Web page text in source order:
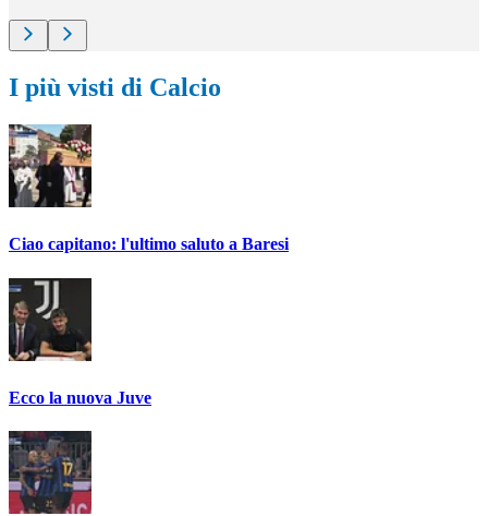
I più visti di Calcio
Ciao capitano: l'ultimo saluto a Baresi
Ecco la nuova Juve